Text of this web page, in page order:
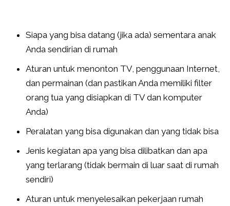
Siapa yang bisa datang (jika ada) sementara anak
Anda sendirian di rumah
Aturan untuk menonton TV, penggunaan Internet,
dan permainan (dan pastikan Anda memiliki filter
orang tua yang disiapkan di TV dan komputer
Anda)
Peralatan yang bisa digunakan dan yang tidak bisa
Jenis kegiatan apa yang bisa dilibatkan dan apa
yang terlarang (tidak bermain di luar saat di rumah
sendiri)
Aturan untuk menyelesaikan pekerjaan rumah